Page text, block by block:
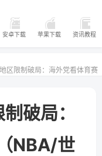
安卓下载 苹果下载 资讯教程
区限制破局：海外党看体育赛
破局：
NBA/世